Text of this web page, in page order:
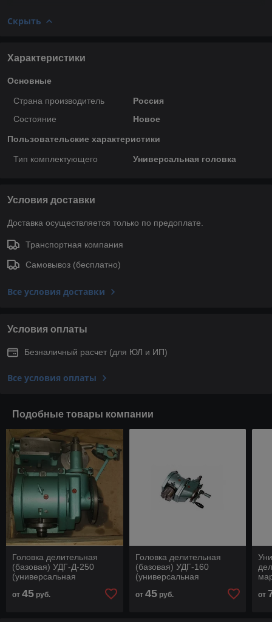
Скрыть
Характеристики
Основные
Страна производитель
Россия
Состояние
Новое
Пользовательские характеристики
Тип комплектующего Универсальная головка
Условия доставки
Доставка осуществляется только по предоплате.
Транспортная компания
Самовывоз (бесплатно)
Все условия доставки
Условия оплаты
Безналичный расчет (для ЮЛ и ИП)
Все условия оплаты
Подобные товары компании
Головка делительная
(базовая) УДГ-Д-250
(универсальная
от 45 руб.
Головка делительная
(базовая) УДГ-160
(универсальная
от 45руб. от